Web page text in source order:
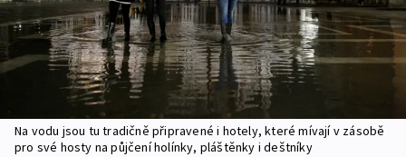
Na vodu jsou tu tradičně připravené i hotely, které mívají v zásobě
pro své hosty na půjčení holínky, pláštěnky i deštníky